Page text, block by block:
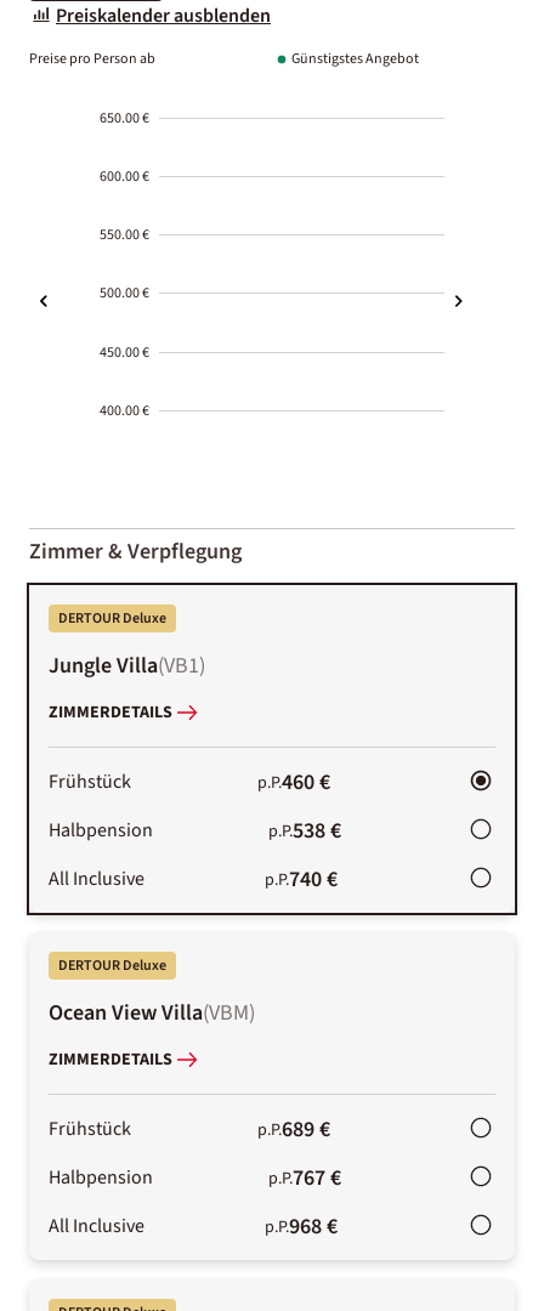
Preiskalender ausblenden
Preise pro Person ab Günstigstes Angebot
650.00 €
600.00 €
550.00 €
500.00 €
450.00 €
400.00 €
01-02
Zimmer & Verpflegung
DERTOUR Deluxe
Jungle Villa(VB1)
ZIMMERDETAILS
Frühstück p.P.460 €
Halbpension p.P.538 €
All Inclusive p.P.740 €
DERTOUR Deluxe
Ocean View Villa(VBM)
ZIMMERDETAILS
Frühstück p.P.689 €
Halbpension p.P.767 €
All Inclusive p.P.968 €